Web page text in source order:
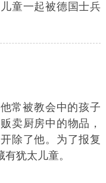
童一起被德国士兵
常被教会中的孩子
卖厨房中的物品，
除了他。为了报复
犹太儿童。